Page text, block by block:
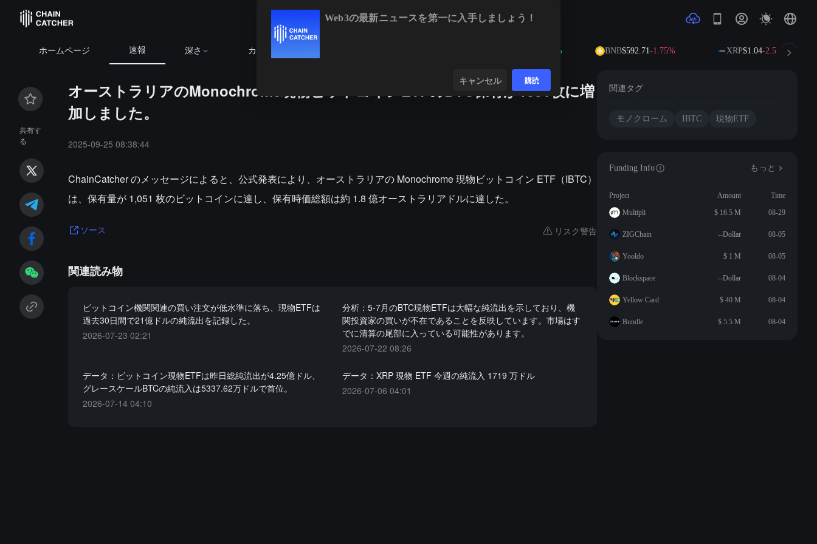
ホームページ 速報 深さ カレンダー BNB$592.71-1.75% XRP$1.04-2.53%
共有す
る
オーストラリアのMonochrome現物ビットコインETFのBTC保有が1051枚に増
加しました。
2025-09-25 08:38:44
ChainCatcher のメッセージによると、公式発表により、オーストラリアの Monochrome 現物ビットコイン ETF（IBTC）
は、保有量が 1,051 枚のビットコインに達し、保有時価総額は約 1.8 億オーストラリアドルに達した。
ソース リスク警告
関連読み物
ビットコイン機関関連の買い注文が低水準に落ち、現物ETFは
過去30日間で21億ドルの純流出を記録した。
2026-07-23 02:21
分析：5-7月のBTC現物ETFは大幅な純流出を示しており、機
関投資家の買いが不在であることを反映しています。市場はす
でに清算の尾部に入っている可能性があります。
2026-07-22 08:26
データ：ビットコイン現物ETFは昨日総純流出が4.25億ドル、
グレースケールBTCの純流入は5337.62万ドルで首位。
2026-07-14 04:10
データ：XRP 現物 ETF 今週の純流入 1719 万ドル
2026-07-06 04:01
関連タグ
モノクローム IBTC 現物ETF
Funding Info もっと
Project Amount
Time
Multipli
$ 16.5 M 08-29
ZIGChain --Dollar 08-05
Yooldo $ 1 M 08-05
Blockspace --Dollar 08-04
Yellow Card $ 40 M 08-04
Bundle $ 5.5 M 08-04
Web3の最新ニュースを第一に入手しましょう！
キャンセル 購読